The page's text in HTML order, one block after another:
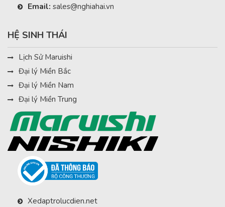
Email: sales@nghiahai.vn
HỆ SINH THÁI
Lịch Sử Maruishi
Đại lý Miền Bắc
Đại lý Miền Nam
Đại lý Miền Trung
Xedaptrolucdien.net